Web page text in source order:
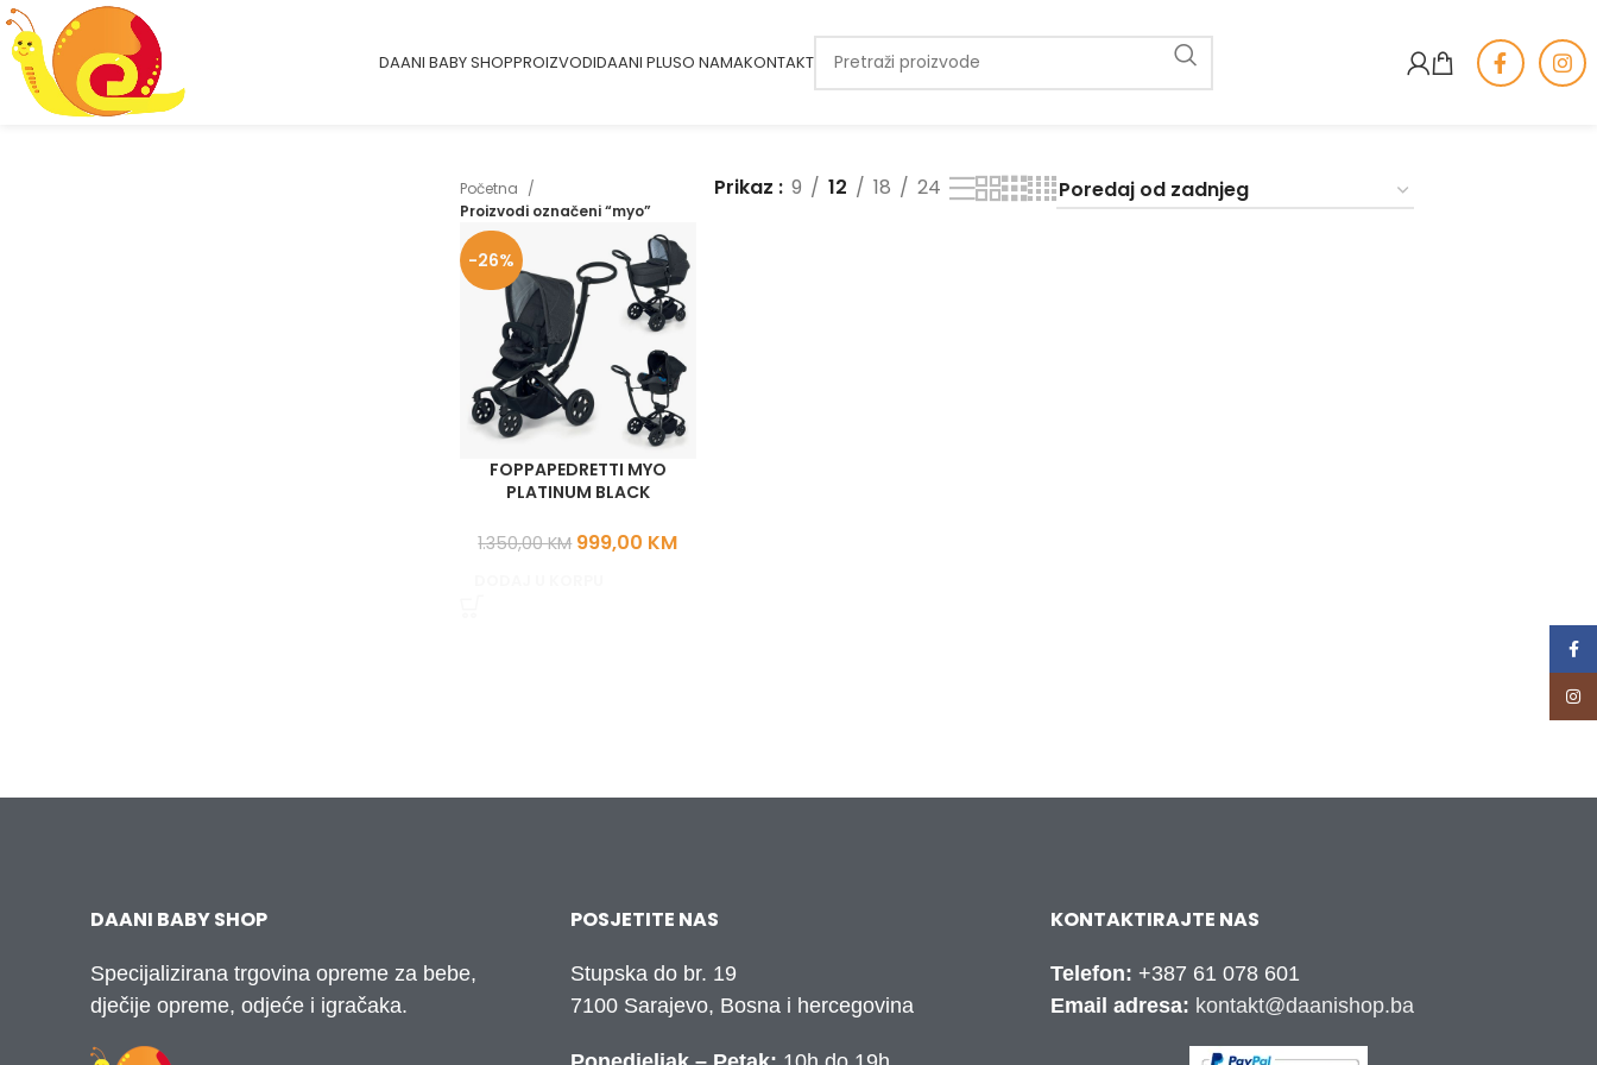
DAANI BABY SHOPPROIZVODIDAANI PLUSO NAMAKONTAKT
Početna
Proizvodi označeni “myo”
Prikaz 9 12 18 24
-26%
FOPPAPEDRETTI MYO
PLATINUM BLACK
1.350,00KM 999,00 KM
DAANI BABY SHOP
Specijalizirana trgovina opreme za bebe,
dječije opreme, odjeće i igračaka.
POSJETITE NAS
Stupska do br. 19
7100 Sarajevo, Bosna i hercegovina
KONTAKTIRAJTE NAS
Telefon: +387 61 078 601
Email adresa: kontakt@daanishop.ba